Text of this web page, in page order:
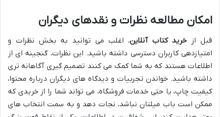
امکان مطالعه نظرات و نقدهای دیگران
قبل از خرید کتاب آنلاین، اغلب می توانید به بخش نظرات و
امتیازدهی کاربران دسترسی داشته باشید. این نظرات، گنجینه ای از
اطلاعات هستند که به شما کمک می کنند تصمیم گیری آگاهانه تری
داشته باشید. خواندن تجربیات و دیدگاه های دیگران درباره محتوا،
کیفیت چاپ، یا حتی خدمات فروشگاه، می تواند شما را از خریدی که
ممکن است باب میلتان نباشد، نجات دهد و به سمت انتخاب های